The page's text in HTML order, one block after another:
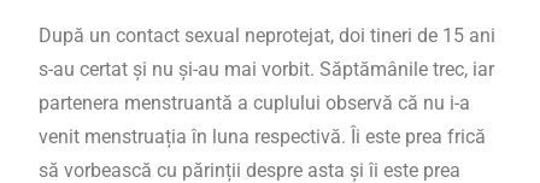
După un contact sexual neprotejat, doi tineri de 15 ani
s-au certat și nu și-au mai vorbit. Săptămânile trec, iar
partenera menstruantă a cuplului observă că nu i-a
venit menstruația în luna respectivă. Îi este prea frică
să vorbească cu părinții despre asta și îi este prea